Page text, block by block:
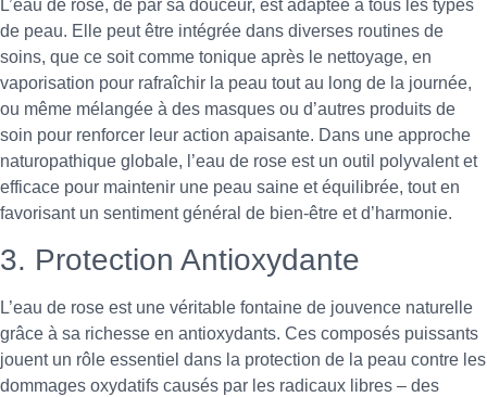
L’eau de rose, de par sa douceur, est adaptée à tous les types
de peau. Elle peut être intégrée dans diverses routines de
soins, que ce soit comme tonique après le nettoyage, en
vaporisation pour rafraîchir la peau tout au long de la journée,
ou même mélangée à des masques ou d’autres produits de
soin pour renforcer leur action apaisante. Dans une approche
naturopathique globale, l’eau de rose est un outil polyvalent et
efficace pour maintenir une peau saine et équilibrée, tout en
favorisant un sentiment général de bien-être et d’harmonie.
3. Protection Antioxydante
L’eau de rose est une véritable fontaine de jouvence naturelle
grâce à sa richesse en antioxydants. Ces composés puissants
jouent un rôle essentiel dans la protection de la peau contre les
dommages oxydatifs causés par les radicaux libres – des